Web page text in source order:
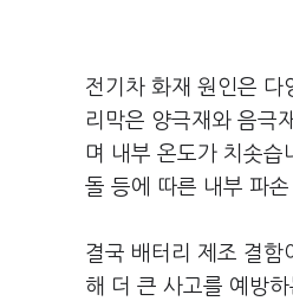
전기차 화재 원인은 다
리막은 양극재와 음극
며 내부 온도가 치솟습
돌 등에 따른 내부 파손
결국 배터리 제조 결함
해 더 큰 사고를 예방